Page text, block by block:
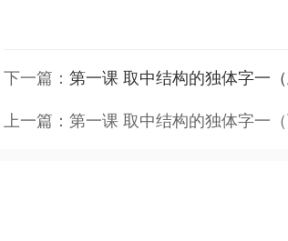
下一篇： 第一课 取中结构的独体字一（
上一篇： 第一课 取中结构的独体字一（